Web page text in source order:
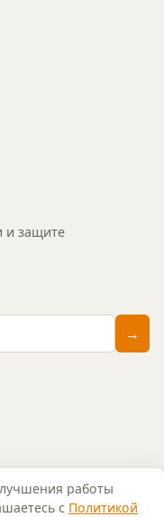
и защите
→
работы
с Политикой